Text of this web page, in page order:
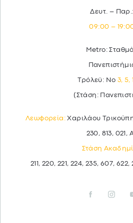
Δευτ. – Παρ.:
09:00 –
Metro:
Τρόλεϋ: Νο 3, 5,
(Στάση:
Λεωφορεία: Χαριλάου
230, 813, 021,
Στάση
211, 220, 221, 224, 235, 607, 622,